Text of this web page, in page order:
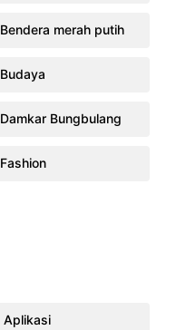
Bendera merah putih
Budaya
Damkar Bungbulang
Fashion
Aplikasi